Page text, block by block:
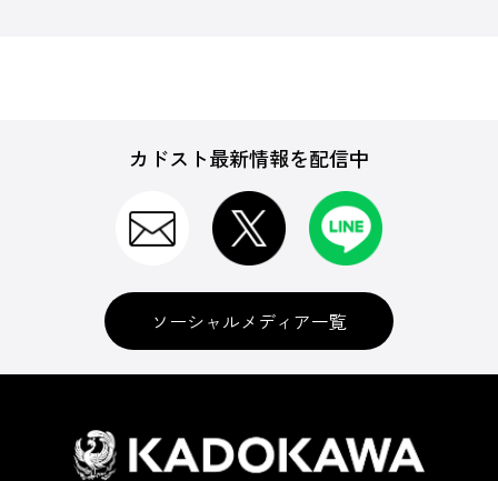
カドスト最新情報を配信中
ソーシャルメディア一覧